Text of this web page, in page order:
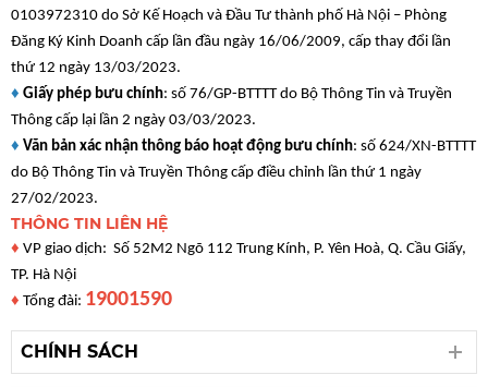
0103972310 do Sở Kế Hoạch và Đầu Tư thành phố Hà Nội – Phòng
Đăng Ký Kinh Doanh cấp lần đầu ngày 16/06/2009, cấp thay đổi lần
thứ 12 ngày 13/03/2023.
♦ Giấy phép bưu chính: số 76/GP-BTTTT do Bộ Thông Tin và Truyền
Thông cấp lại lần 2 ngày 03/03/2023.
♦ Văn bản xác nhận thông báo hoạt động bưu chính: số 624/XN-BTTTT
do Bộ Thông Tin và Truyền Thông cấp điều chỉnh lần thứ 1 ngày
27/02/2023.
THÔNG TIN LIÊN HỆ
♦ VP giao dịch: Số 52M2 Ngõ 112 Trung Kính, P. Yên Hoà, Q. Cầu Giấy,
TP. Hà Nội
♦ Tổng đài: 19001590
CHÍNH SÁCH